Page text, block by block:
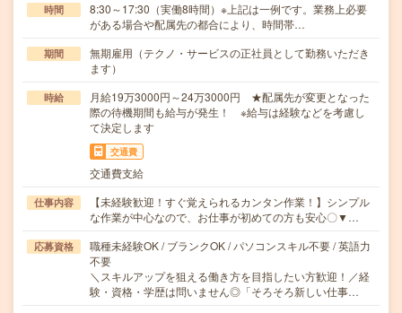
時間
8:30～17:30（実働8時間）※上記は一例です。業務上必要
がある場合や配属先の都合により、時間帯…
期間
無期雇用（テクノ・サービスの正社員として勤務いただき
ます）
時給
月給19万3000円～24万3000円 ★配属先が変更となった
際の待機期間も給与が発生！ ※給与は経験などを考慮し
て決定します
交通費
交通費支給
仕事内容
【未経験歓迎！すぐ覚えられるカンタン作業！】シンプル
な作業が中心なので、お仕事が初めての方も安心〇▼…
応募資格
職種未経験OK / ブランクOK / パソコンスキル不要 / 英語力
不要
＼スキルアップを狙える働き方を目指したい方歓迎！／経
験・資格・学歴は問いません◎「そろそろ新しい仕事…